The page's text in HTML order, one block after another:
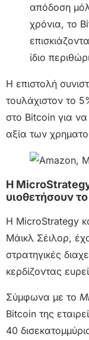
απόδοση
χρόνια, το
ίδιο
Η επιστολή
τουλάχιστον το
στο Bitcoin για να
αξία των
Η
υιοθετήσουν
Η MicroStrategy
Μάικλ Σέιλορ,
στρατηγικές
κερδίζοντας
Σύμφωνα με το
Bitcoin της
40